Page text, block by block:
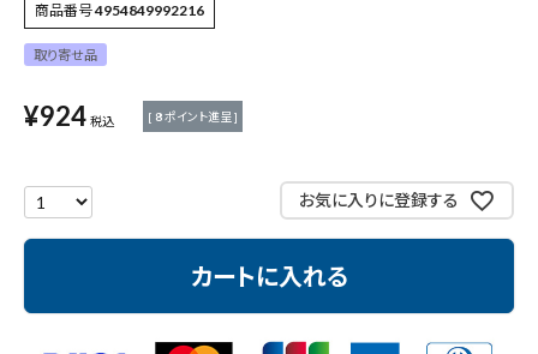
作業工具・大工道具
現場安全・運搬
商品番号4954849992216
取り寄せ品
¥924 税込 [ 8ポイント進呈 ]
お気に入りに登録する
カートに入れる